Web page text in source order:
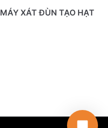
MÁY XÁT ĐÙN TẠO HẠT